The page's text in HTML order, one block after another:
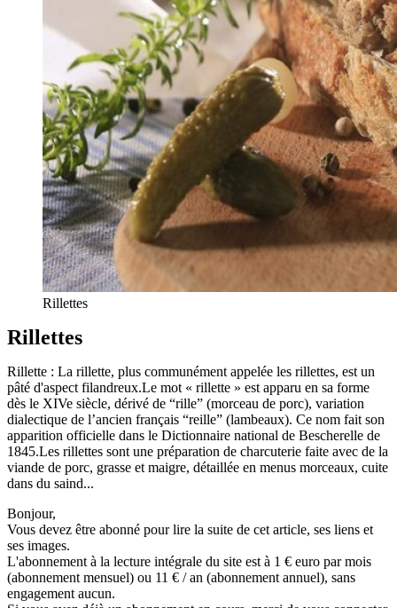
Rillettes
Rillettes
Rillette : La rillette, plus communément appelée les rillettes, est un
pâté d'aspect filandreux.Le mot « rillette » est apparu en sa forme
dès le XIVe siècle, dérivé de “rille” (morceau de porc), variation
dialectique de l’ancien français “reille” (lambeaux). Ce nom fait son
apparition officielle dans le Dictionnaire national de Bescherelle de
1845.Les rillettes sont une préparation de charcuterie faite avec de la
viande de porc, grasse et maigre, détaillée en menus morceaux, cuite
dans du saind...
Bonjour,
Vous devez être abonné pour lire la suite de cet article, ses liens et
ses images.
L'abonnement à la lecture intégrale du site est à 1 € euro par mois
(abonnement mensuel) ou 11 € / an (abonnement annuel), sans
engagement aucun.